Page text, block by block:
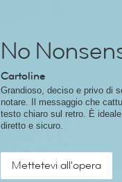
No
Cartoline
Grandioso, deciso e privo di
notare. Il messaggio che
testo chiaro sul retro. È
diretto e sicuro.
Mettetevi all'opera